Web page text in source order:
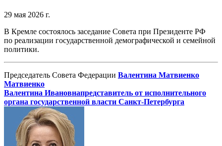
29 мая 2026 г.
В Кремле состоялось заседание Совета при Президенте РФ
по реализации государственной демографической и семейной
политики.
Председатель Совета Федерации Валентина Матвиенко
Матвиенко
Валентина Ивановнапредставитель от исполнительного
органа государственной власти Санкт-Петербурга